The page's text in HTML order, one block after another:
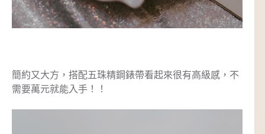
簡約又大方，搭配五珠精鋼錶帶看起來很有高級感，不
需要萬元就能入手！！